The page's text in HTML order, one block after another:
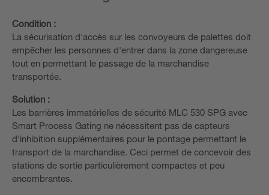
Condition :
La sécurisation d'accès sur les convoyeurs de palettes doit
empêcher les personnes d'entrer dans la zone dangereuse
tout en permettant le passage de la marchandise
transportée.
Solution :
Les barrières immatérielles de sécurité MLC 530 SPG avec
Smart Process Gating ne nécessitent pas de capteurs
d'inhibition supplémentaires pour le pontage permettant le
transport de la marchandise. Ceci permet de concevoir des
stations de sortie particulièrement compactes et peu
encombrantes.